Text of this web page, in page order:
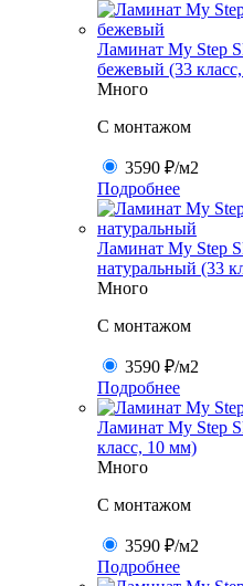
Ламинат My Step
бежевый (33
Много
C монтажом
3590 ₽/м2
Подробнее
Ламинат My Step
натуральный (33
Много
C монтажом
3590 ₽/м2
Подробнее
Ламинат My Step
класс, 10 мм)
Много
C монтажом
3590 ₽/м2
Подробнее